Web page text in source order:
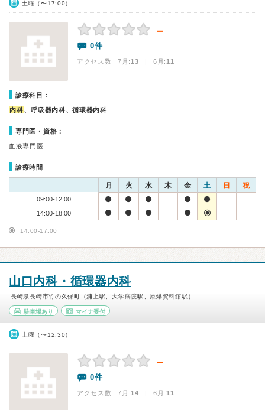
土曜（〜17:00）
－
0件
アクセス数 7月:13 | 6月:11
診療科目：
内科、呼吸器内科、循環器内科
専門医・資格：
血液専門医
診療時間
月 火 水 木 金 土 日 祝
09:00-12:00
14:00-18:00
14:00-17:00
山口内科・循環器内科
長崎県長崎市竹の久保町（浦上駅、大学病院駅、原爆資料館駅）
駐車場あり マイナ受付
土曜（〜12:30）
－
0件
アクセス数 7月:14 | 6月:11